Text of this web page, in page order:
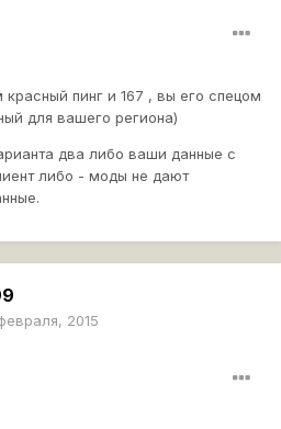
пинг и 167 , вы его спецом
для вашего региона)
два либо ваши данные с
либо - моды не дают
2015